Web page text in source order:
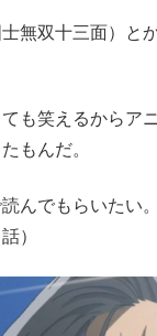
無双十三面）と
も笑えるからア
もんだ。
んでもらいたい
）